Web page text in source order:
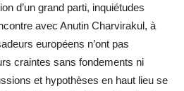
d’un grand parti, inquiétudes
avec Anutin Charvirakul, à
européens n’ont pas
craintes sans fondements ni
et hypothèses en haut lieu se